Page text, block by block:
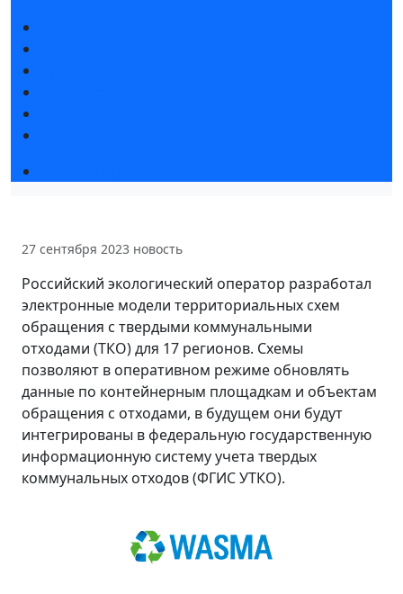
27 сентября 2023 новость
Российский экологический оператор разработал
электронные модели территориальных схем
обращения с твердыми коммунальными
отходами (ТКО) для 17 регионов. Схемы
позволяют в оперативном режиме обновлять
данные по контейнерным площадкам и объектам
обращения с отходами, в будущем они будут
интегрированы в федеральную государственную
информационную систему учета твердых
коммунальных отходов (ФГИС УТКО).